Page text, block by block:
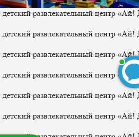
Команда Юнитрамппечатает...